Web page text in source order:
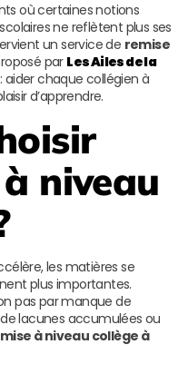
où certaines notions
ne reflètent plus ses
un service de remise
par Les Ailes de la
aider chaque collégien à
d’apprendre.
niveau
les matières se
plus importantes.
pas par manque de
lacunes accumulées ou
à niveau collège à